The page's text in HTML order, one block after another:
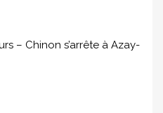
– Chinon s’arrête à Azay-